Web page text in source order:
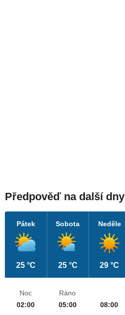
Předpověď na další dny
Pátek
25 °C
Sobota
25 °C
Neděle
29 °C
Noc
02:00
Ráno
05:00
08:00